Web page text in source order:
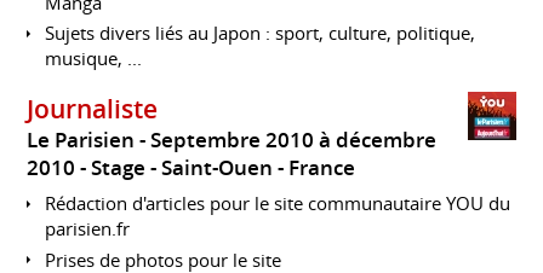
Sujets divers liés au Japon : sport, culture, politique,
musique, ...
Journaliste
Le Parisien
Septembre 2010 à décembre
2010 Stage Saint-Ouen France
Rédaction d'articles pour le site communautaire YOU du
parisien.fr
Prises de photos pour le site